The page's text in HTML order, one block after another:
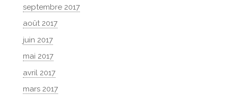
septembre 2017
août 2017
juin 2017
mai 2017
avril 2017
mars 2017